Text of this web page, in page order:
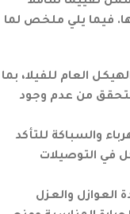
فيما يلي ملخص لما
العام للفيلا، بما
من عدم وجود
والسباكة للتأكد
في التوصيلات
العوازل والعزل